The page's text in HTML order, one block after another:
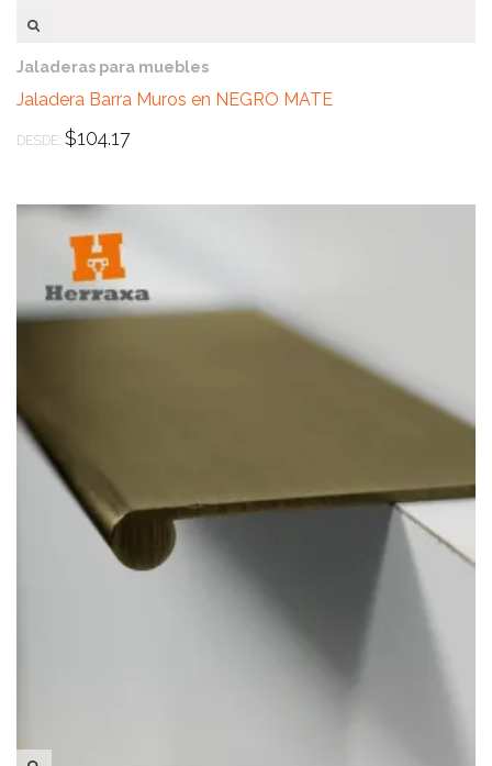
Jaladeras para muebles
Jaladera Barra Muros en NEGRO MATE
DESDE: $104.17